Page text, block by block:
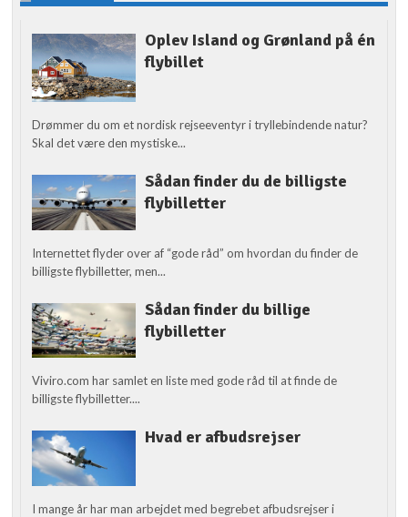
Oplev Island og Grønland på én
flybillet
Drømmer du om et nordisk rejseeventyr i tryllebindende natur?
Skal det være den mystiske...
Sådan finder du de billigste
flybilletter
Internettet flyder over af “gode råd” om hvordan du finder de
billigste flybilletter, men...
Sådan finder du billige
flybilletter
Viviro.com har samlet en liste med gode råd til at finde de
billigste flybilletter....
Hvad er afbudsrejser
I mange år har man arbejdet med begrebet afbudsrejser i